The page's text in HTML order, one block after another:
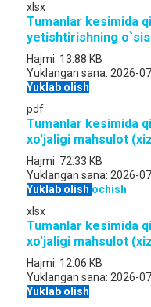
xlsx
Tumanlar kesimida
yetishtirishning
Hajmi: 13.88 KB
Yuklangan sana: 2026-
Yuklab olish
pdf
Tumanlar kesimida
xo'jaligi mahsulot
Hajmi: 72.33 KB
Yuklangan sana: 2026-
Yuklab olish ochish
xlsx
Tumanlar kesimida
xo'jaligi mahsulot
Hajmi: 12.06 KB
Yuklangan sana: 2026-
Yuklab olish